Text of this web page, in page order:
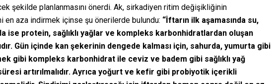
şekilde planlanmasını önerdi. Ak, sirkadiyen ritim değişikliğinin
aza indirmek içinse şu önerilerde bulundu: “İftarın ilk aşamasında su,
ise protein, sağlıklı yağlar ve kompleks karbonhidratlardan oluşan
Gün içinde kan şekerinin dengede kalması için, sahurda, yumurta gibi
gibi kompleks karbonhidrat ile ceviz ve badem gibi sağlıklı yağ
artırılmalıdır. Ayrıca yoğurt ve kefir gibi probiyotik içerikli